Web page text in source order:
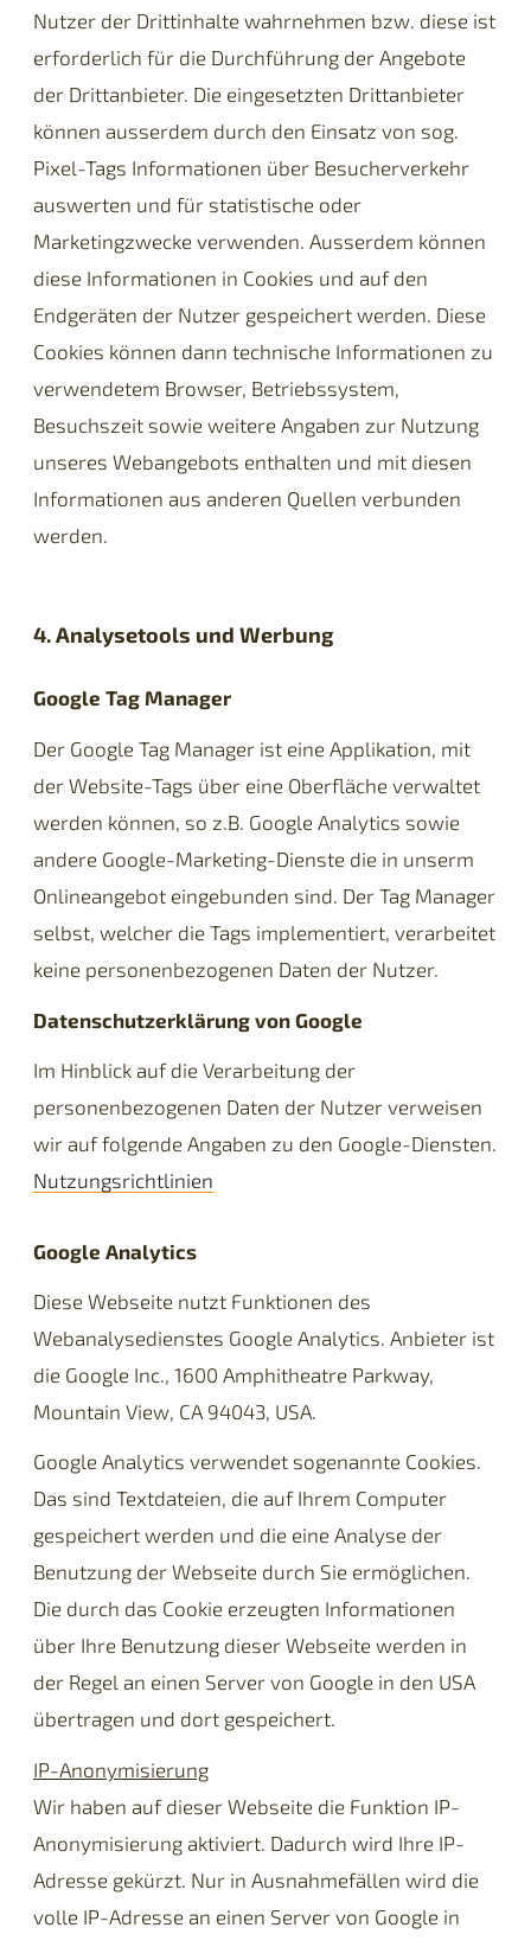
Nutzer der Drittinhalte wahrnehmen bzw. diese ist
erforderlich für die Durchführung der Angebote
der Drittanbieter. Die eingesetzten Drittanbieter
können ausserdem durch den Einsatz von sog.
Pixel-Tags Informationen über Besucherverkehr
auswerten und für statistische oder
Marketingzwecke verwenden. Ausserdem können
diese Informationen in Cookies und auf den
Endgeräten der Nutzer gespeichert werden. Diese
Cookies können dann technische Informationen zu
verwendetem Browser, Betriebssystem,
Besuchszeit sowie weitere Angaben zur Nutzung
unseres Webangebots enthalten und mit diesen
Informationen aus anderen Quellen verbunden
werden.
4. Analysetools und Werbung
Google Tag Manager
Der Google Tag Manager ist eine Applikation, mit
der Website-Tags über eine Oberfläche verwaltet
werden können, so z.B. Google Analytics sowie
andere Google-Marketing-Dienste die in unserm
Onlineangebot eingebunden sind. Der Tag Manager
selbst, welcher die Tags implementiert, verarbeitet
keine personenbezogenen Daten der Nutzer.
Datenschutzerklärung von Google
Im Hinblick auf die Verarbeitung der
personenbezogenen Daten der Nutzer verweisen
wir auf folgende Angaben zu den Google-Diensten.
Nutzungsrichtlinien
Google Analytics
Diese Webseite nutzt Funktionen des
Webanalysedienstes Google Analytics. Anbieter ist
die Google Inc., 1600 Amphitheatre Parkway,
Mountain View, CA 94043, USA.
Google Analytics verwendet sogenannte Cookies.
Das sind Textdateien, die auf Ihrem Computer
gespeichert werden und die eine Analyse der
Benutzung der Webseite durch Sie ermöglichen.
Die durch das Cookie erzeugten Informationen
über Ihre Benutzung dieser Webseite werden in
der Regel an einen Server von Google in den USA
übertragen und dort gespeichert.
IP-Anonymisierung
Wir haben auf dieser Webseite die Funktion IP-
Anonymisierung aktiviert. Dadurch wird Ihre IP-
Adresse gekürzt. Nur in Ausnahmefällen wird die
volle IP-Adresse an einen Server von Google in